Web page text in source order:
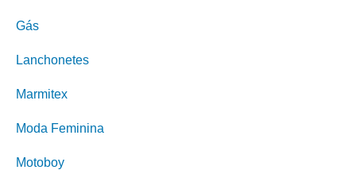
Gás
Lanchonetes
Marmitex
Moda Feminina
Motoboy